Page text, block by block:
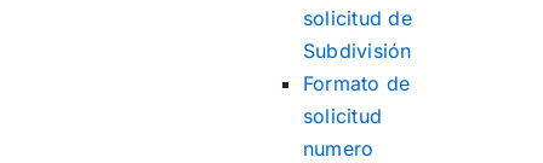
solicitud de
Subdivisión
Formato de
solicitud
numero